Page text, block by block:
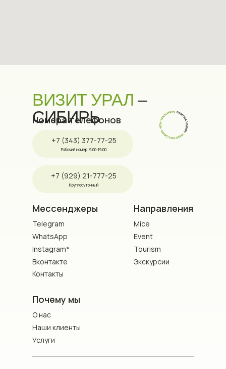
Telegram
WhatsApp
Instagram*
Вконтакте
Tourism
Экскурсии
Event
Mice
О нас
Наши клиенты
Услуги
Контакты
ВИЗИТ УРАЛ –
СИБИРЬ
Рабочий номер. 9:00-19:00
+7 (343) 377-77-25
+7 (929) 21-777-25
Круглосуточный
Номера телефонов
Мессенджеры Направления
Почему мы